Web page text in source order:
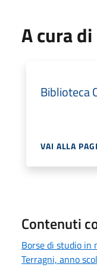
A cura di
Biblioteca
VAI ALLA
Contenuti
Borse di studio in
Terragni, anno